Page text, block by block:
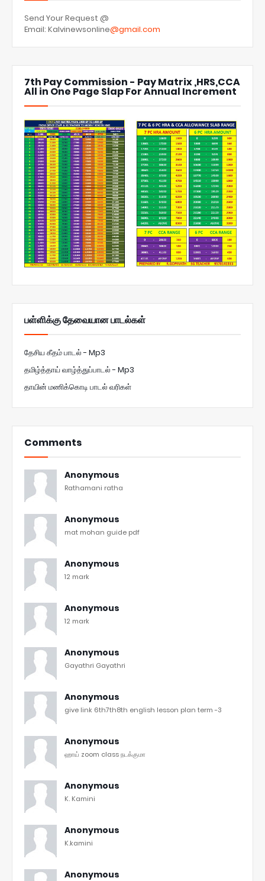
Send Your Request @
Email: Kalvinewsonline@gmail.com
7th Pay Commission - Pay Matrix ,HRS,CCA
All in One Page Slap For Annual Increment
பள்ளிக்கு தேவையான பாடல்கள்
தேசிய கீதம் பாடல் - Mp3
தமிழ்த்தாய் வாழ்த்துப்பாடல் - Mp3
தாயின் மணிக்கொடி பாடல் வரிகள்
Comments
Anonymous
Rathamani ratha
Anonymous
mat mohan guide pdf
Anonymous
12 mark
Anonymous
12 mark
Anonymous
Gayathri Gayathri
Anonymous
give link 6th7th8th english lesson plan term -3
Anonymous
ஹாய் zoom class நடக்குமா
Anonymous
K. Kamini
Anonymous
K.kamini
Anonymous